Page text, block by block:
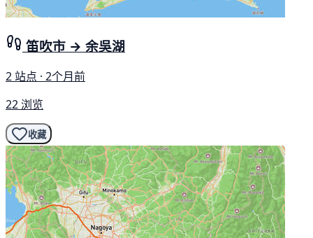
笛吹市 → 余吳湖
2 站点 · 2个月前
22 浏览
收藏